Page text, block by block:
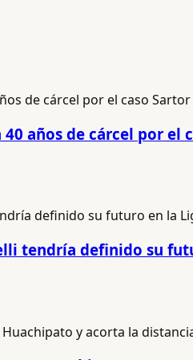
años de cárcel por el
tendría definido su